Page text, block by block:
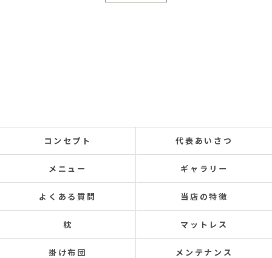
コンセプト 代表あいさつ
メニュー ギャラリー
よくある質問 当店の特徴
枕 マットレス
掛け布団 メンテナンス